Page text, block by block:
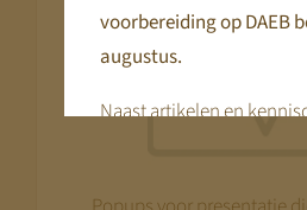
voorbereiding op DAEB
augustus.
Naast artikelen en